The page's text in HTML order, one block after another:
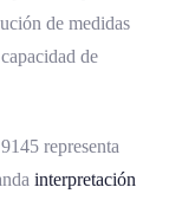
de medidas
de
representa
interpretación